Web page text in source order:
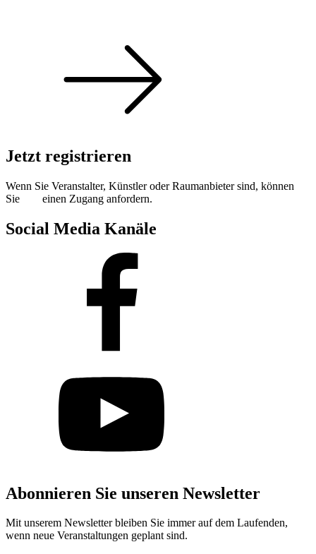
Jetzt registrieren
Wenn Sie Veranstalter, Künstler oder Raumanbieter sind, können
Sie
einen Zugang anfordern.
Social Media Kanäle
Abonnieren Sie unseren Newsletter
Mit unserem Newsletter bleiben Sie immer auf dem Laufenden,
wenn neue Veranstaltungen geplant sind.